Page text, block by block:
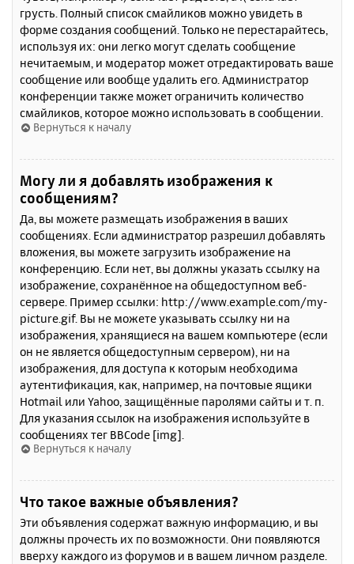
грусть. Полный список смайликов можно увидеть в
форме создания сообщений. Только не перестарайтесь,
используя их: они легко могут сделать сообщение
нечитаемым, и модератор может отредактировать ваше
сообщение или вообще удалить его. Администратор
конференции также может ограничить количество
смайликов, которое можно использовать в сообщении.
Вернуться к началу
Могу ли я добавлять изображения к
сообщениям?
Да, вы можете размещать изображения в ваших
сообщениях. Если администратор разрешил добавлять
вложения, вы можете загрузить изображение на
конференцию. Если нет, вы должны указать ссылку на
изображение, сохранённое на общедоступном веб-
сервере. Пример ссылки: http://www.example.com/my-
picture.gif. Вы не можете указывать ссылку ни на
изображения, хранящиеся на вашем компьютере (если
он не является общедоступным сервером), ни на
изображения, для доступа к которым необходима
аутентификация, как, например, на почтовые ящики
Hotmail или Yahoo, защищённые паролями сайты и т. п.
Для указания ссылок на изображения используйте в
сообщениях тег BBCode [img].
Вернуться к началу
Что такое важные объявления?
Эти объявления содержат важную информацию, и вы
должны прочесть их по возможности. Они появляются
вверху каждого из форумов и в вашем личном разделе.